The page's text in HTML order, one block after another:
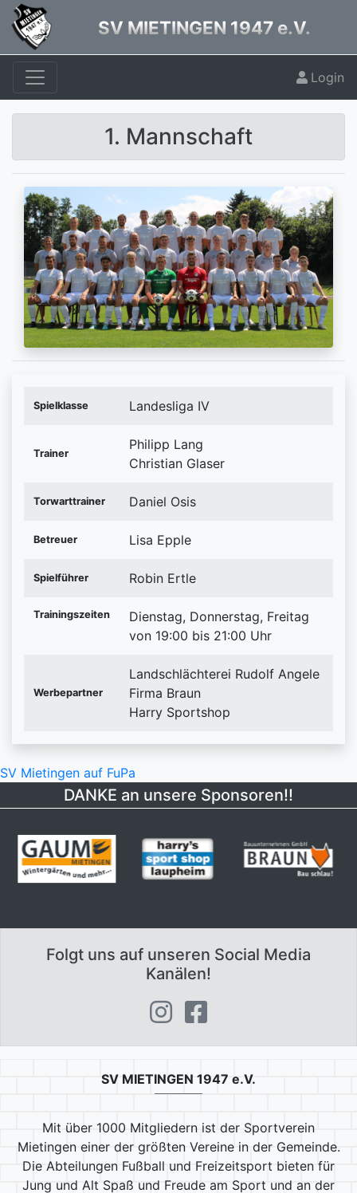
SV MIETINGEN 1947 e.V.
Login
1. Mannschaft
Spielklasse Landesliga IV
Trainer
Philipp Lang
Christian Glaser
Torwarttrainer Daniel Osis
Betreuer Lisa Epple
Spielführer Robin Ertle
Trainingszeiten
Dienstag, Donnerstag, Freitag
von 19:00 bis 21:00 Uhr
Werbepartner
Landschlächterei Rudolf Angele
Firma Braun
Harry Sportshop
SV Mietingen auf FuPa
DANKE an unsere Sponsoren!!
Folgt uns auf unseren Social Media
Kanälen!
SV MIETINGEN 1947 e.V.
Mit über 1000 Mitgliedern ist der Sportverein
Mietingen einer der größten Vereine in der Gemeinde.
Die Abteilungen Fußball und Freizeitsport bieten für
Jung und Alt Spaß und Freude am Sport und an der